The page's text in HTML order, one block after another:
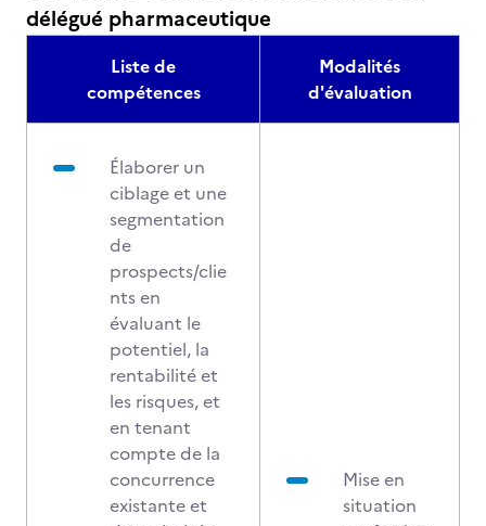
délégué pharmaceutique
Liste de
compétences
Modalités
d'évaluation
Élaborer un
ciblage et une
segmentation
de
prospects/clie
nts en
évaluant le
potentiel, la
rentabilité et
les risques, et
en tenant
compte de la
concurrence
existante et
Mise en
situation